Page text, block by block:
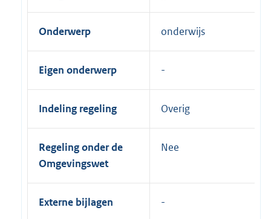
Onderwerp onderwijs
Eigen onderwerp
Indeling regeling Overig
Regeling onder de
Omgevingswet
Nee
Externe bijlagen